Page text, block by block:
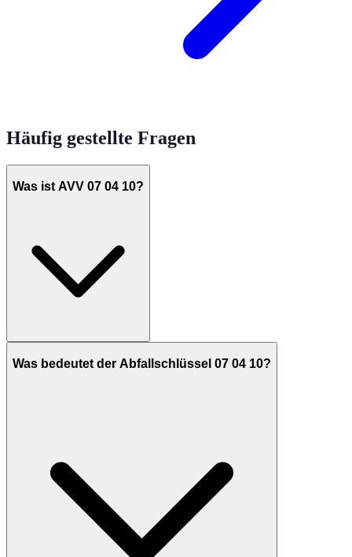
Häufig gestellte Fragen
Was ist AVV 07 04 10?
Was bedeutet der Abfallschlüssel 07 04 10?